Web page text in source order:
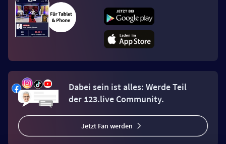
Dabei sein ist alles: Werde Teil
der 123.live Community.
Jetzt Fan werden